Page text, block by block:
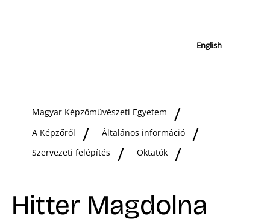
English
Magyar Képzőművészeti Egyetem
A Képzőről
Általános információ
Szervezeti felépítés
Oktatók
Hitter Magdolna